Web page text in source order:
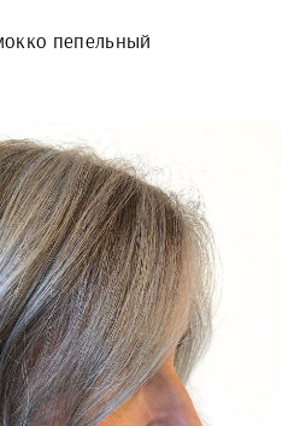
пепельный